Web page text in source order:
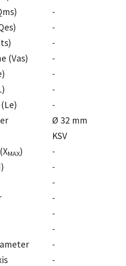
-
-
-
(Vas)
-
-
-
-
Ø 32 mm
KSV
MAX)
-
-
-
-
-
-
-
-